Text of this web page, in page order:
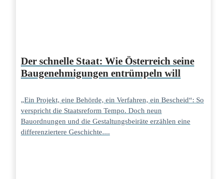
Der schnelle Staat: Wie Österreich seine
Baugenehmigungen entrümpeln will
„Ein Projekt, eine Behörde, ein Verfahren, ein Bescheid“: So
verspricht die Staatsreform Tempo. Doch neun
Bauordnungen und die Gestaltungsbeiräte erzählen eine
differenziertere Geschichte....